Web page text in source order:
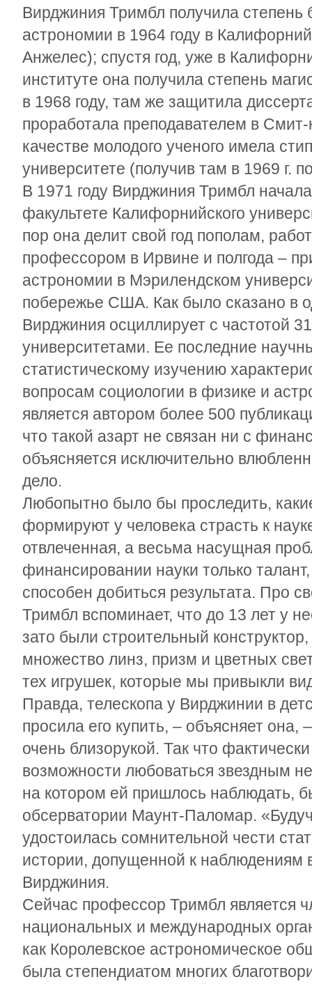
Вирджиния Тримбл получила степень
астрономии в 1964 году в
Анжелес); спустя год, уже в
институте она получила степень
в 1968 году, там же защитила
проработала преподавателем в
качестве молодого ученого имела
университете (получив там в 1969 г.
В 1971 году Вирджиния Тримбл
факультете Калифорнийского
пор она делит свой год пополам,
профессором в Ирвине и полгода –
астрономии в Мэрилендском
побережье США. Как было сказано в
Вирджиния осциллирует с частотой
университетами. Ее последние
статистическому изучению
вопросам социологии в физике и
является автором более 500
что такой азарт не связан ни с
объясняется исключительно
дело.
Любопытно было бы проследить,
формируют у человека страсть к
отвлеченная, а весьма насущная
финансировании науки только
способен добиться результата. Про
Тримбл вспоминает, что до 13 лет у
зато были строительный
множество линз, призм и цветных
тех игрушек, которые мы привыкли
Правда, телескопа у Вирджинии в
просила его купить, – объясняет она,
очень близорукой. Так что
возможности любоваться звездным
на котором ей пришлось
обсерватории Маунт-Паломар.
удостоилась сомнительной чести
истории, допущенной к
Вирджиния.
Сейчас профессор Тримбл является
национальных и международных
как Королевское астрономическое
была степендиатом многих